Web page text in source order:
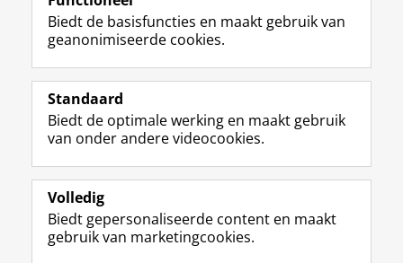
Volg de RUG
F
a
e
b
o
p
a
L
i
k
e
I
-
p
R
S
-
f
e
R
I
n
t
r
m
Y
o
T
e
k
Studiekiezers
Alumni
Over ons
Biedt de basisfuncties en maakt gebruik van
geanonimiseerde cookies.
Standaard
Biedt de optimale werking en maakt gebruik
van onder andere videocookies.
Volledig
Biedt gepersonaliseerde content en maakt
gebruik van marketingcookies.